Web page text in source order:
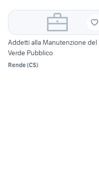
Addetti alla Manutenzione del
Verde Pubblico
Rende(CS)